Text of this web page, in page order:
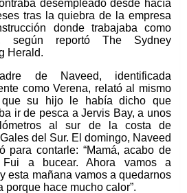
desempleado desde hacía
tras la quiebra de la empresa
donde trabajaba como
según reportó The Sydney
Herald.
de Naveed, identificada
como Verena, relató al mismo
que su hijo le había dicho que
ir de pesca a Jervis Bay, a unos
al sur de la costa de
del Sur. El domingo, Naveed
para contarle: “Mamá, acabo de
Fui a bucear. Ahora vamos a
esta mañana vamos a quedarnos
porque hace mucho calor”.